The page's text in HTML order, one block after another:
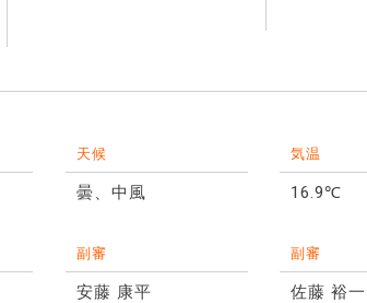
天候
曇、中風
気温
16.9℃
副審
安藤 康平
副審
佐藤 裕一